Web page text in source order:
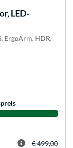
LED-
ErgoArm, HDR,
€ 499,00